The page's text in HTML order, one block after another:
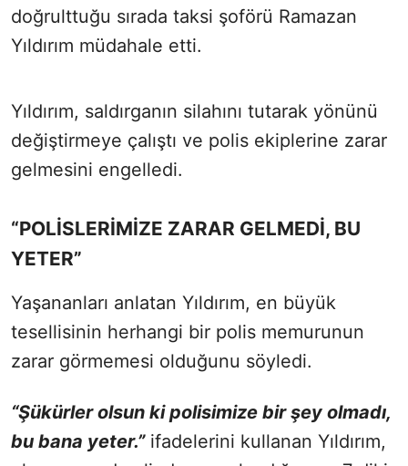
doğrulttuğu sırada taksi şoförü Ramazan
Yıldırım müdahale etti.
Yıldırım, saldırganın silahını tutarak yönünü
değiştirmeye çalıştı ve polis ekiplerine zarar
gelmesini engelledi.
“POLİSLERİMİZE ZARAR GELMEDİ, BU
YETER”
Yaşananları anlatan Yıldırım, en büyük
tesellisinin herhangi bir polis memurunun
zarar görmemesi olduğunu söyledi.
“Şükürler olsun ki polisimize bir şey olmadı,
bu bana yeter.”ifadelerini kullanan Yıldırım,